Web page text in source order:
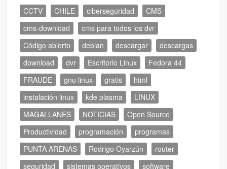
CCTV
CHILE ciberseguridad
CMS
cms-download
cms para todos los dvr
Código abierto
debian descargar
descargas
download
dvr Escritorio Linux
Fedora 44
FRAUDE
gnu linux gratis
html
instalación linux
kde plasma
LINUX
MAGALLANES
NOTICIAS
Open Source
Productividad
programación
programas
PUNTA ARENAS
Rodrigo Oyarzún
router
seguridad
sistemas operativos software